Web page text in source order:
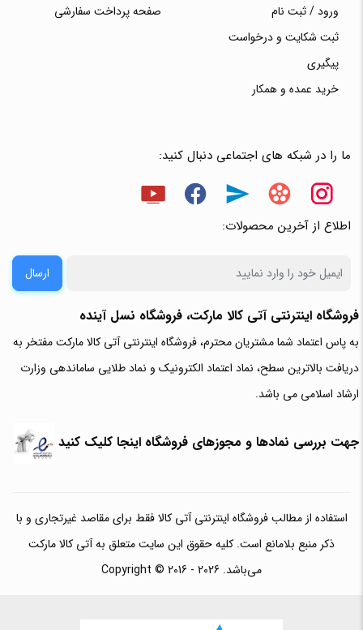
ورود / ثبت نام
ثبت شکایت و درخواست
پیگیری
خرید عمده و همکار
صفحه پرداخت سفارشی
ما را در شبکه های اجتماعی دنبال کنید:
اطلاع از آخرین محصولات:
ارسال
فروشگاه اینترنتی آتی‌ کالا مارکت، فروشگاه نسل آینده
به پاس اعتماد شما مشتریان محترم، فروشگاه اینترنتی آتی کالا مارکت مفتخر به
دریافت بالاترین سطح، نماد اعتماد الکترونیک و نماد طلایی ساماندهی وزارت
ارشاد اسلامی می باشد.
جهت بررسی نمادها و مجوزهای فروشگاه اینجا کلیک کنید
استفاده از مطالب فروشگاه اینترنتی آتی کالا فقط برای مقاصد غیرتجاری و با
ذکر منبع بلامانع است. کلیه حقوق این سایت متعلق به آتی کالا مارکت
می‌باشد. Copyright © 2016 - 2026